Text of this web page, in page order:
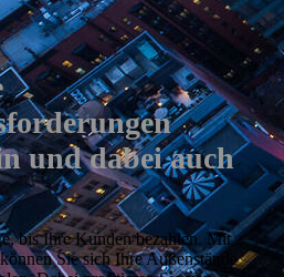
und dabei auch
bis Ihre Kunden bezahlen. Mit
Sie sich Ihre Außenstände